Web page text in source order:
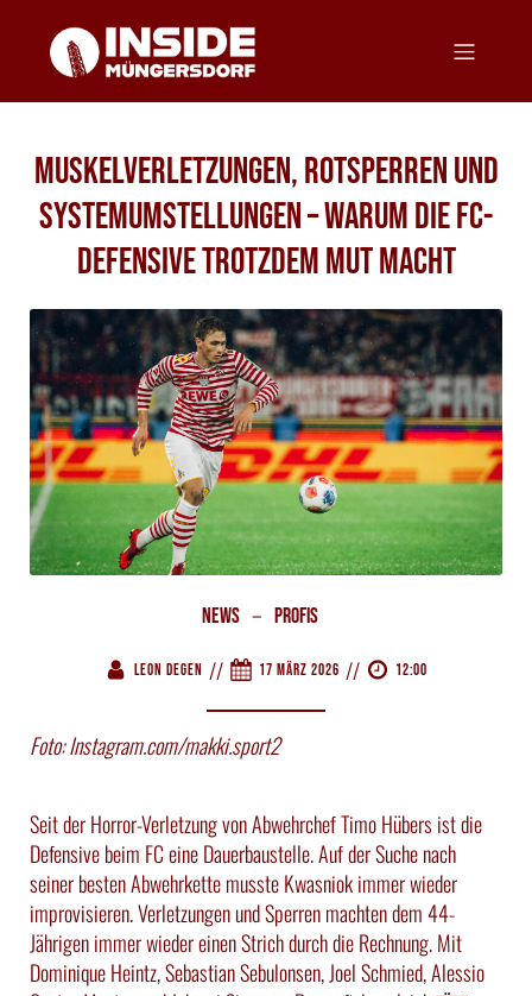
Muskelverletzungen, Rotsperren und
Systemumstellungen – Warum die FC-
Defensive trotzdem Mut macht
News – Profis
Leon Degen // 17 März 2026 // 12:00
Foto: Instagram.com/makki.sport2
Seit der Horror-Verletzung von Abwehrchef Timo Hübers ist die
Defensive beim FC eine Dauerbaustelle. Auf der Suche nach
seiner besten Abwehrkette musste Kwasniok immer wieder
improvisieren. Verletzungen und Sperren machten dem 44-
Jährigen immer wieder einen Strich durch die Rechnung. Mit
Dominique Heintz, Sebastian Sebulonsen, Joel Schmied, Alessio